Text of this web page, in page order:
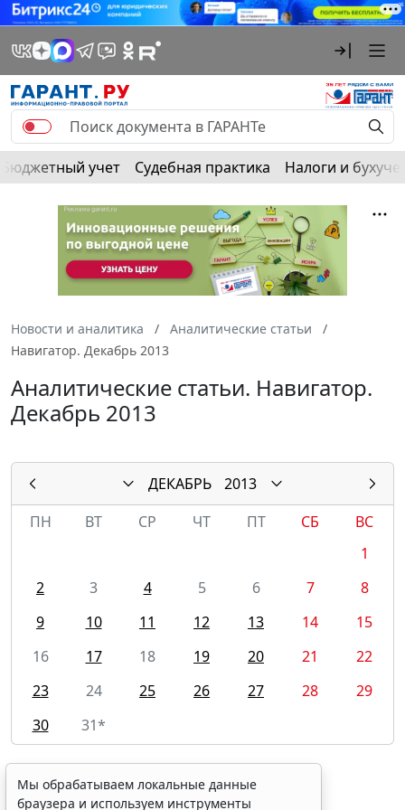
Бюджетный учет Судебная практика Налоги и
Новости и аналитика
Аналитические статьи
Навигатор. Декабрь 2013
Аналитические статьи. Навигатор.
Декабрь 2013
ДЕКАБРЬ
2013
ПН
ВТ СР ЧТ ПТ СБ
ВС
1
2
3 4 5 6 7
8
9
10 11 12 13 14
15
16
17 18 19 20 21
22
23
24 25 26 27 28
29
30
31*
Мы обрабатываем локальные данные
браузера и используем инструменты